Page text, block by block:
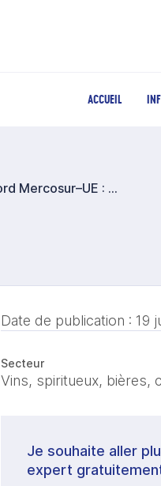
ACCUEIL
Accord Mercosur–UE : opportunités et fragilités pour les vins effervescents brésiliens
Date de publication : 19
Secteur
Vins, spiritueux, bières,
Je souhaite aller
expert